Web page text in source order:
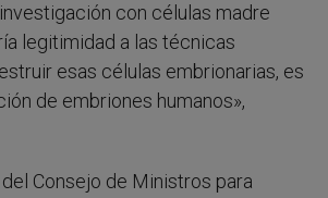
con células madre
legitimidad a las técnicas
esas células embrionarias, es
de embriones humanos»,
Consejo de Ministros para